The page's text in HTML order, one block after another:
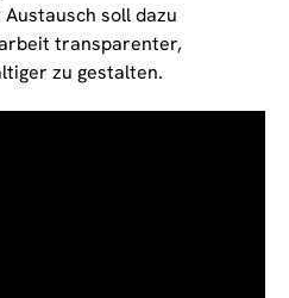
soll dazu
transparenter,
zu gestalten.